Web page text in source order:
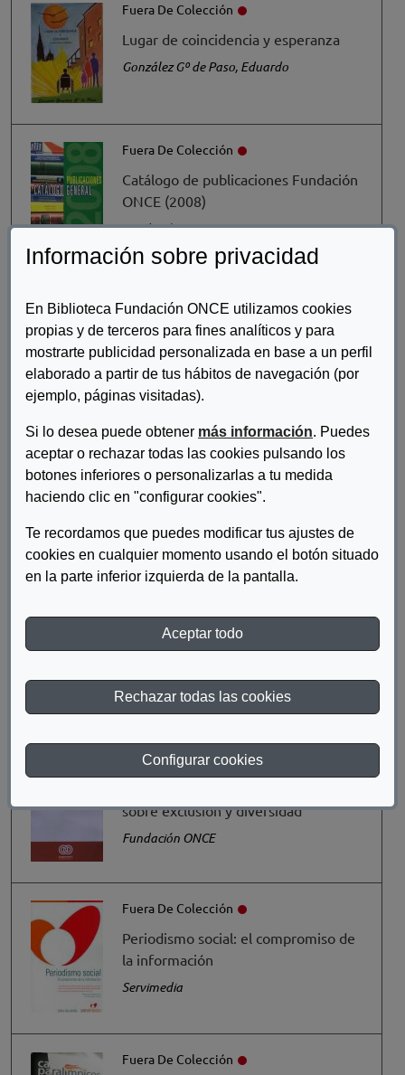
Información sobre privacidad
En Biblioteca Fundación ONCE utilizamos cookies
propias y de terceros para fines analíticos y para
mostrarte publicidad personalizada en base a un perfil
elaborado a partir de tus hábitos de navegación (por
ejemplo, páginas visitadas).
Si lo desea puede obtener más información. Puedes
aceptar o rechazar todas las cookies pulsando los
botones inferiores o personalizarlas a tu medida
haciendo clic en "configurar cookies".
Te recordamos que puedes modificar tus ajustes de
cookies en cualquier momento usando el botón situado
en la parte inferior izquierda de la pantalla.
Aceptar todo
Rechazar todas las cookies
Configurar cookies
Fuera De Colección
Lugar de coincidencia y esperanza
González Gº de Paso, Eduardo
Fuera De Colección
Catálogo de publicaciones Fundación
ONCE (2008)
Fundación ONCE
Libro de Ponencias. I Congreso
Paralímpico Barcelona 92
Fundación ONCE
Fuera De Colección
El cuponazo. Historias de sorpresa y
suerte
Fuera De Colección
fundaciones española? Una
aproximación a sus roles y su futuro
en el marco europeo
Cabra de Luna, Miguel Angel
Fuera De Colección
sobre exclusión y diversidad
Fundación ONCE
Fuera De Colección
Periodismo social: el compromiso de
la información
Servimedia
Fuera De Colección